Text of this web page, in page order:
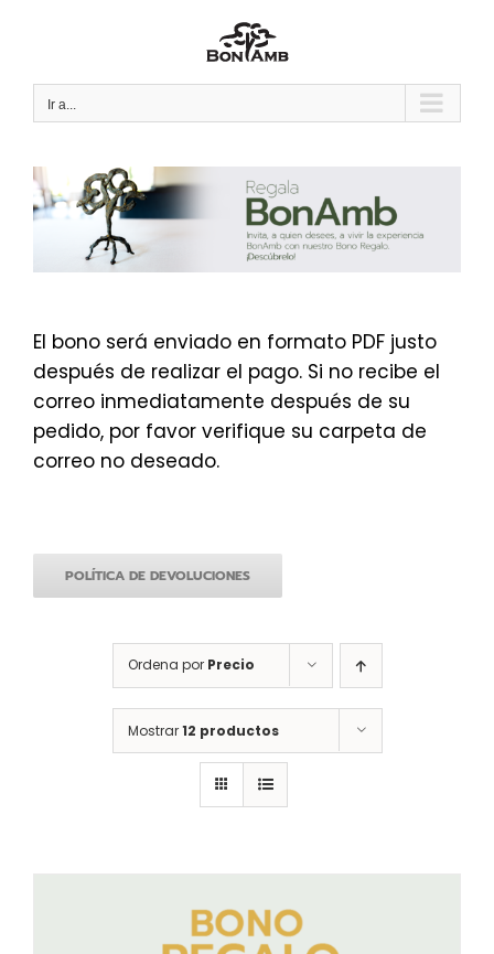
Ir a...
El bono será enviado en formato PDF justo
después de realizar el pago. Si no recibe el
correo inmediatamente después de su
pedido, por favor verifique su carpeta de
correo no deseado.
POLÍTICA DE DEVOLUCIONES
Ordena por Precio
Mostrar12 productos